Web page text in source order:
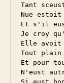
Tant
Nue estoit
Et s'il
Je croy
Elle
Tout plain
Et pour
N'eust
Si eust